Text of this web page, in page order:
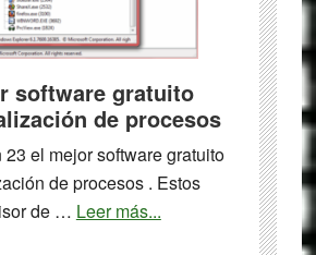
para
Windows
software gratuito
de procesos
el mejor software gratuito
de procesos . Estos
de … Leer más...about